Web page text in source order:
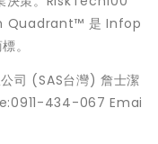
Quadrant™ 是 Infop
。
司 (SAS台灣) 詹士潔
434-067 Emai